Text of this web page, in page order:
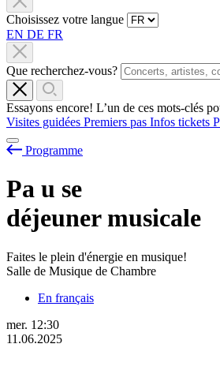
Choisissez votre langue
EN DE FR
Que recherchez-vous?
Essayons encore! L’un de ces mots-clés
Visites guidées Premiers pas Infos tickets
Programme
Pa u se
déjeuner musicale
Faites le plein d'énergie en musique!
Salle de Musique de Chambre
En français
mer. 12:30
11.06.2025